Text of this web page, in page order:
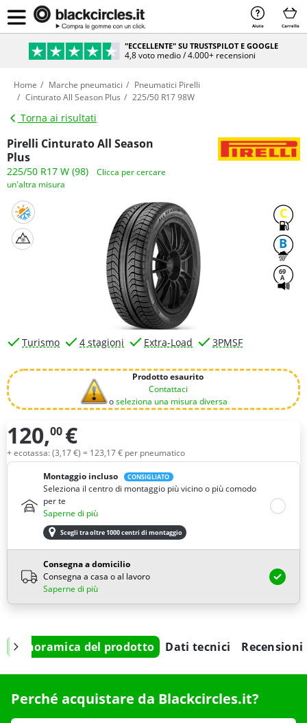
Aiuto Carrello
"ECCELLENTE" SU TRUSTSPILOT E GOOGLE
4,8 voto medio / 4.000+ recensioni
Home Marche pneumatici
Pneumatici Pirelli
Cinturato All Season Plus
225/50 R17 98W
Torna ai risultati
Pirelli Cinturato All Season
Plus
225/50 R17 W (98)
Clicca per cercare
un'altra misura
C
B
69
A
Turismo 4 stagioni Extra-Load 3PMSF
Prodotto esaurito
Contattaci
oseleziona una misura diversa
Quantità
120,00 €
+ ecotassa: (3,17€) = 123,17€ per pneumatico
Montaggio incluso
CONSIGLIATO
Seleziona il centro di montaggio più vicino o più comodo
per te
Saperne di più
Scegli tra oltre 1000 centri di montaggio
Consegna a domicilio
Consegna a casa o al lavoro
Saperne di più
Panoramica del prodotto Dati tecnici Recensioni
Perché acquistare da Blackcircles.it?